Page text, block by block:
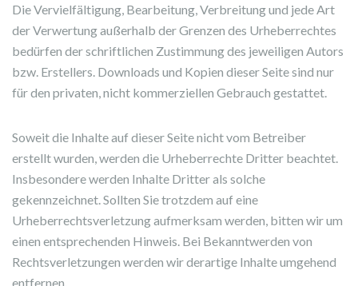
Die Vervielfältigung, Bearbeitung, Verbreitung und jede Art
der Verwertung außerhalb der Grenzen des Urheberrechtes
bedürfen der schriftlichen Zustimmung des jeweiligen Autors
bzw. Erstellers. Downloads und Kopien dieser Seite sind nur
für den privaten, nicht kommerziellen Gebrauch gestattet.
Soweit die Inhalte auf dieser Seite nicht vom Betreiber
erstellt wurden, werden die Urheberrechte Dritter beachtet.
Insbesondere werden Inhalte Dritter als solche
gekennzeichnet. Sollten Sie trotzdem auf eine
Urheberrechtsverletzung aufmerksam werden, bitten wir um
einen entsprechenden Hinweis. Bei Bekanntwerden von
Rechtsverletzungen werden wir derartige Inhalte umgehend
entfernen.